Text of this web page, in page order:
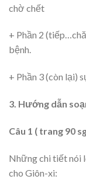
chờ chết
+ Phần 2
bệnh.
+ Phần 3 (còn lại)
3. Hướng dẫn
Câu 1 ( trang 90
Những chi tiết nói
cho Giôn-xi: